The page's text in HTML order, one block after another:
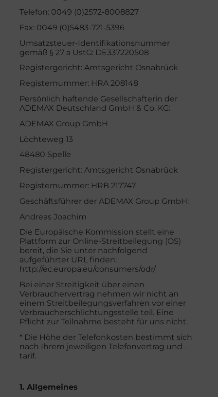
Telefon: 0049 (0)2572-8008827
Fax: 0049 (0)5483-721-5396
Umsatzsteuer-Identifikationsnummer
gemäß § 27 a UstG: DE337220508
Registergericht: Amtsgericht Osnabrück
Registernummer: HRA 208148
Persönlich haftende Gesellschafterin der
ADEMAX Deutschland GmbH & Co. KG:
ADEMAX Group GmbH
Löchteweg 13
48480 Spelle
Registergericht: Amtsgericht Osnabrück
Registernummer: HRB 217747
Geschäftsführer der ADEMAX Group GmbH:
Andreas Joachim
Die Europäische Kommission stellt eine
Plattform zur Online-Streitbeilegung (OS)
bereit, die Sie unter nachfolgend
aufgeführter URL finden:
http://ec.europa.eu/consumers/odr/
Bei einer Streitigkeit über einen
Verbrauchervertrag nehmen wir nicht an
einem Streitbeilegungsverfahren vor einer
Verbraucherschlichtungsstelle teil. Eine
Pflicht zur Teilnahme besteht für uns nicht.
* Die Höhe der Telefonkosten bestimmt sich
nach Ihrem jeweiligen Telefonvertrag und –
tarif.
1. Allgemeines